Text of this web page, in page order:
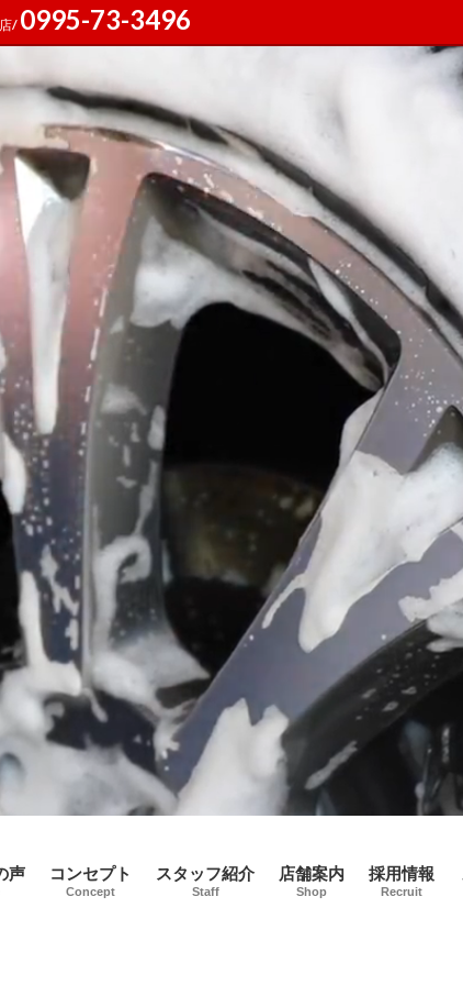
/ 0995-73-3496
声 コンセプト
Concept
スタッフ紹介
Staff
店舗案内
Shop
採用情報
Recruit